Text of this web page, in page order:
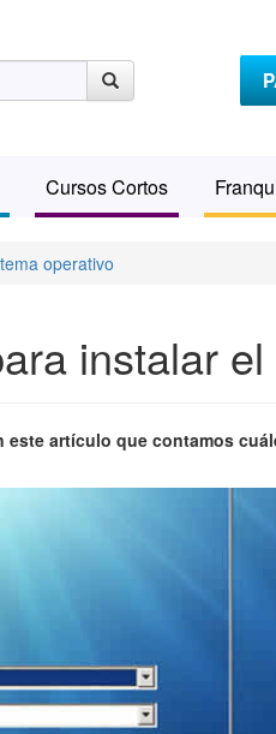
Cursos Cortos
operativo
instalar
este artículo que contamos